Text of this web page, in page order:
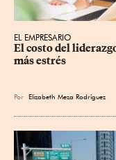
EL EMPRESARIO
El costo del
más estrés
Por Elizabeth Meza Rodríguez